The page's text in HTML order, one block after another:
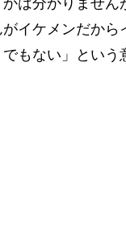
は分かりません
イケメンだから
もない」という